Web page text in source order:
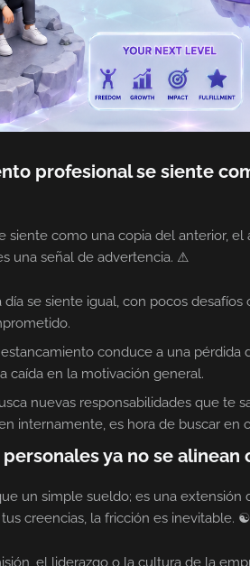
profesional se siente
siente como una copia del anterior,
una señal de advertencia. ⚠
día se siente igual, con pocos
estancamiento conduce a una pérdida
caída en la motivación general.
nuevas responsabilidades que te
internamente, es hora de buscar en
personales ya no se
un simple sueldo; es una extensión
creencias, la fricción es inevitable. ☯
el liderazgo o la cultura de la